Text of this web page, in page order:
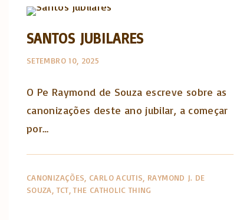
SANTOS JUBILARES
SETEMBRO 10, 2025
O Pe Raymond de Souza escreve sobre as
canonizações deste ano jubilar, a começar
por…
CANONIZAÇÕES CARLO ACUTIS RAYMOND J. DE
SOUZA TCT THE CATHOLIC THING